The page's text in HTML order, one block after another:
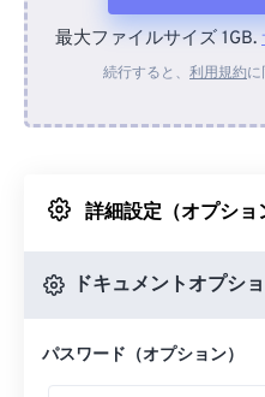
デバイ
Google
最大ファイルサイズ 1GB.
続行すると、 利用規約に
詳細設定（オプショ
ドキュメントオプシ
パスワード（オプション）